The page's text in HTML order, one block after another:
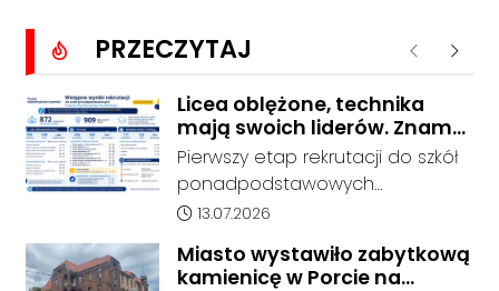
godziny 6:30 kierujący
samochodem marki Honda
zjechał z drogi i uderzył w
sygnalizator świetlny.
PRZECZYTAJ Poprzednie
Licea oblężone, technika
mają swoich liderów. Znamy
wstępne wyniki rekrutacji do
szkół w powiecie
Pierwszy etap rekrutacji do szkół
ponadpodstawowych
prowadzonych przez Powiat
coraz wyraźniejsze preferencje
Data dodania artykułu:
13.07.2026
Miasto wystawiło zabytkową
kamienicę w Porcie na